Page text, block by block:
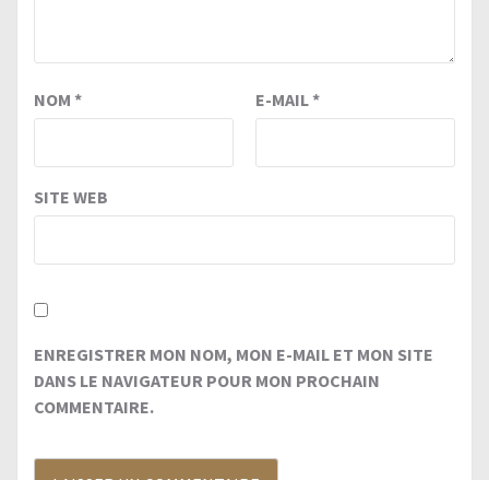
NOM * E-MAIL*
SITE WEB
ENREGISTRER MON NOM, MON E-MAIL ET MON SITE
DANS LE NAVIGATEUR POUR MON PROCHAIN
COMMENTAIRE.